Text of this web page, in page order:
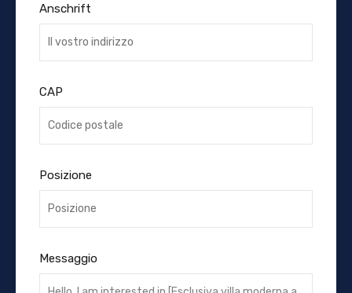
Anschrift
CAP
Posizione
Messaggio